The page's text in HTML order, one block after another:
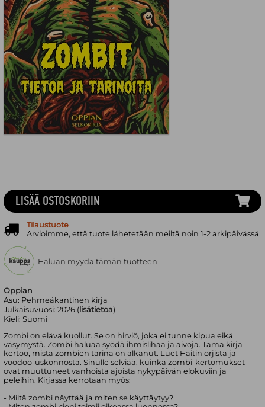
Oppian
Asu: Pehmeäkantinen kirja
Julkaisuvuosi:2026 ( lisätietoa)
Kieli:Suomi
Zombi on elävä kuollut. Se on hirviö, joka ei tunne kipua eikä
väsymystä. Zombi haluaa syödä ihmislihaa ja aivoja. Tämä kirja
kertoo, mistä zombien tarina on alkanut. Luet Haitin orjista ja
voodoo-uskonnosta. Sinulle selviää, kuinka zombi-kertomukset
ovat muuttuneet vanhoista ajoista nykypäivän elokuviin ja
peleihin. Kirjassa kerrotaan myös:
- Miltä zombi näyttää ja miten se käyttäytyy?
LISÄÄ OSTOSKORIIN
Tilaustuote
Arvioimme, että tuote lähetetään meiltä noin 1-2 arkipäivässä
Haluan myydä tämän tuotteen